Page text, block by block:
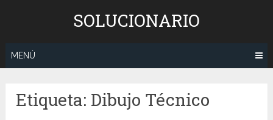
SOLUCIONARIO
MENÚ
Etiqueta: Dibujo Técnico